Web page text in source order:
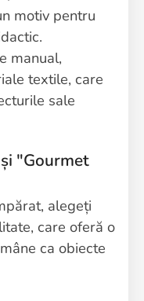
motiv pentru
manual,
textile, care
sale
"Gourmet
alegeți
care oferă o
ca obiecte